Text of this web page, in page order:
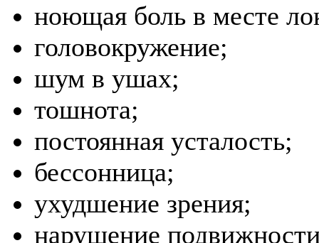
ноющая боль в месте
головокружение;
шум в ушах;
тошнота;
постоянная усталость;
бессонница;
ухудшение зрения;
нарушение